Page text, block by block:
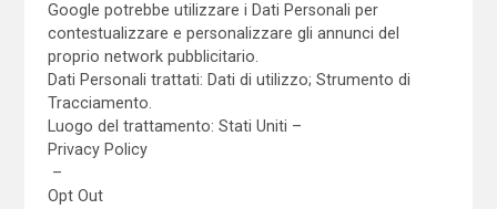
Google potrebbe utilizzare i Dati Personali per
contestualizzare e personalizzare gli annunci del
proprio network pubblicitario.
Dati Personali trattati: Dati di utilizzo; Strumento di
Tracciamento.
Luogo del trattamento: Stati Uniti –
Privacy Policy
–
Opt Out